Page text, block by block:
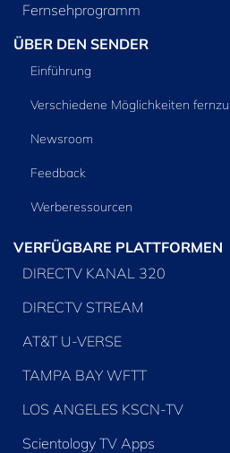
Fernsehprogramm
ÜBER DEN SENDER
Einführung
Verschiedene Möglichkeiten
Newsroom
Feedback
Werberessourcen
VERFÜGBARE PLATTFORMEN
DIRECTV KANAL 320
DIRECTV STREAM
AT&T U-VERSE
TAMPA BAY WFTT
LOS ANGELES KSCN-TV
Scientology TV Apps